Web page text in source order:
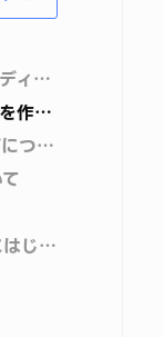
方法
する
て）
方法